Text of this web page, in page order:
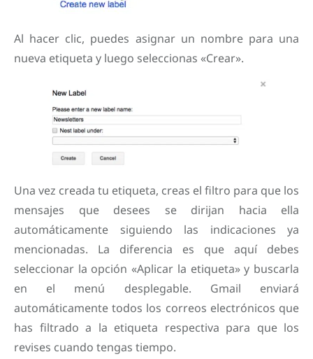
Al hacer clic, puedes asignar un nombre para una
nueva etiqueta y luego seleccionas «Crear».
Una vez creada tu etiqueta, creas el filtro para que los
mensajes que desees se dirijan hacia ella
automáticamente siguiendo las indicaciones ya
mencionadas. La diferencia es que aquí debes
seleccionar la opción «Aplicar la etiqueta» y buscarla
en el menú desplegable. Gmail enviará
automáticamente todos los correos electrónicos que
has filtrado a la etiqueta respectiva para que los
revises cuando tengas tiempo.